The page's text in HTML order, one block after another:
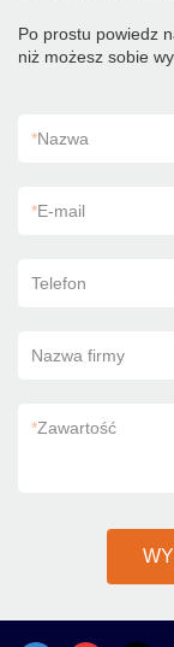
Po prostu powiedz
niż możesz sobie
*Nazwa
*E-mail
Telefon
Nazwa firmy
*Zawartość